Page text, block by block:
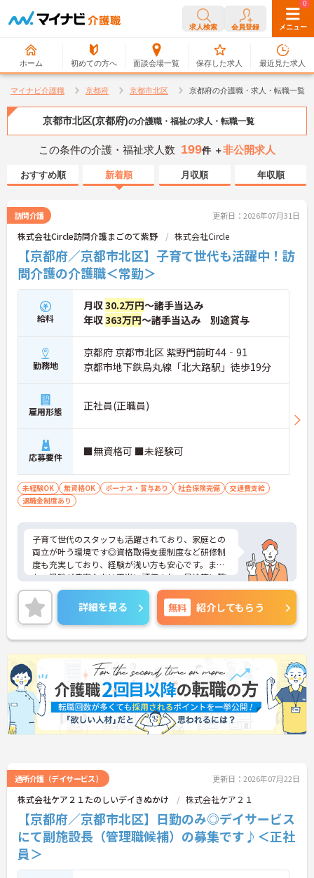
求人検索 会員登録 メニュー
ホーム 初めての方へ 面談会場一覧
0
保存した求人
0
最近見た求人
マイナビ介護職 京都府 京都市北区 京都府の介護職・求人・転職一覧
京都市北区(京都府)の介護職・福祉の求人・転職一覧
この条件の介護・福祉求人数 199件 ＋非公開求人
おすすめ順 新着順 月収順 年収順
訪問介護 更新日：2026年07月31日
株式会社Circle訪問介護まごのて紫野 株式会社Circle
【京都府／京都市北区】子育て世代も活躍中！訪
問介護の介護職＜常勤＞
給料
月収30.2万円～諸手当込み
年収363万円～諸手当込み 別途賞与
勤務地
京都府 京都市北区 紫野門前町44‐91
京都市地下鉄烏丸線「北大路駅」徒歩19分
雇用形態 正社員(正職員)
応募要件 ■無資格可 ■未経験可
未経験OK 無資格OK ボーナス・賞与あり 社会保険完備
交通費支給
退職金制度あり
子育て世代のスタッフも活躍されており、家庭との
両立が叶う環境です◎資格取得支援制度など研修制
度も充実しており、経験が浅い方も安心です。ま
た、経験が豊富な方は正当に評価され、昇給等に繋
がりますので、長く安心して働くことができます。
ご興味ある方、是非お待ちしております！
詳細を見る 無料 紹介してもらう
通所介護（デイサービス） 更新日：2026年07月22日
株式会社ケア２１たのしいデイきぬかけ 株式会社ケア２１
【京都府／京都市北区】日勤のみ◎デイサービス
にて副施設長（管理職候補）の募集です♪＜正社
員＞